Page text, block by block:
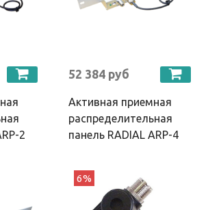
2
52 384 руб
Активная приемная
распределительная
панель RADIAL ARP-4
6%